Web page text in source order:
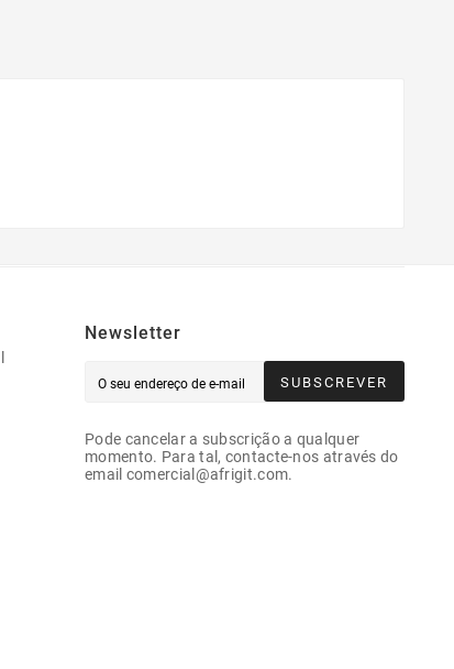
Newsletter
SUBSCREVER
Pode cancelar a subscrição a qualquer
momento. Para tal, contacte-nos através do
email comercial@afrigit.com.